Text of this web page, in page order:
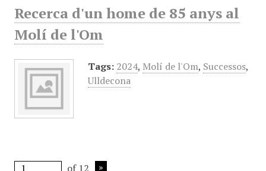
Recerca d'un home de 85 anys al
Molí de l'Om
Tags: 2024, Molí de l'Om, Successos,
Ulldecona
of 12